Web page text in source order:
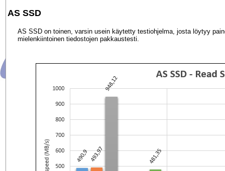
AS SSD
AS SSD on toinen, varsin usein käytetty testiohjelma, josta löytyy
mielenkiintoinen tiedostojen pakkaustesti.